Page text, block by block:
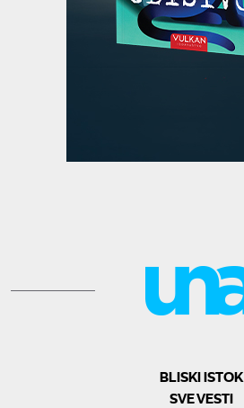
BLISKI ISTOK
SVE VESTI